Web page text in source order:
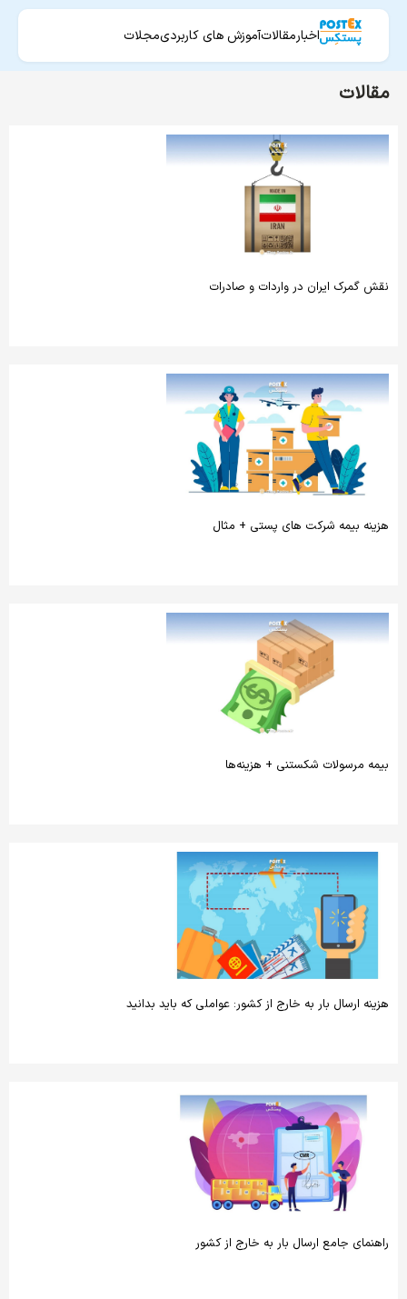
اخبارمقالاتآموزش های کاربردیمجلات
مقالات
نقش گمرک ایران در واردات و صادرات
هزینه بیمه شرکت های پستی + مثال
بیمه مرسولات شکستنی + هزینه‌ها
هزینه ارسال بار به خارج از کشور: عواملی که باید بدانید
راهنمای جامع ارسال بار به خارج از کشور